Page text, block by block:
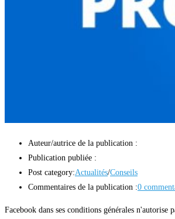
Auteur/autrice de la publication :
Publication publiée :
Post category:Actualités/Conseils
Commentaires de la publication :0
Facebook dans ses conditions générales n'autorise